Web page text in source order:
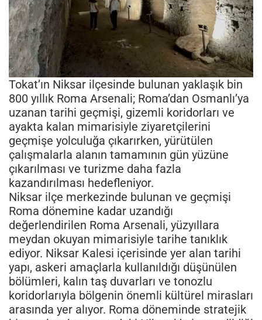
Tokat’ın Niksar ilçesinde bulunan yaklaşık bin
800 yıllık Roma Arsenali; Roma’dan Osmanlı’ya
uzanan tarihi geçmişi, gizemli koridorları ve
ayakta kalan mimarisiyle ziyaretçilerini
geçmişe yolculuğa çıkarırken, yürütülen
çalışmalarla alanın tamamının gün yüzüne
çıkarılması ve turizme daha fazla
kazandırılması hedefleniyor.
Niksar ilçe merkezinde bulunan ve geçmişi
Roma dönemine kadar uzandığı
değerlendirilen Roma Arsenali, yüzyıllara
meydan okuyan mimarisiyle tarihe tanıklık
ediyor. Niksar Kalesi içerisinde yer alan tarihi
yapı, askeri amaçlarla kullanıldığı düşünülen
bölümleri, kalın taş duvarları ve tonozlu
koridorlarıyla bölgenin önemli kültürel mirasları
arasında yer alıyor. Roma döneminde stratejik